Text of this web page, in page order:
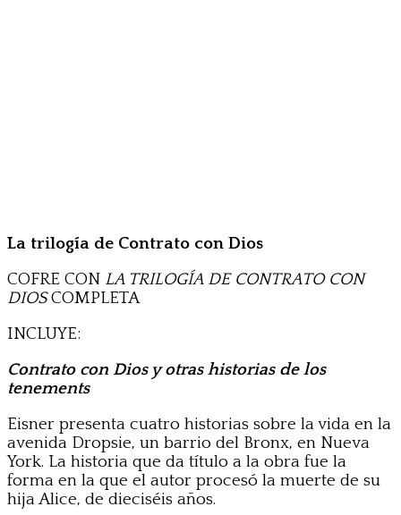
La trilogía de Contrato con Dios
COFRE CON LA TRILOGÍA DE CONTRATO CON
DIOSCOMPLETA
INCLUYE:
Contrato con Dios y otras historias de los
tenements
Eisner presenta cuatro historias sobre la vida en la
avenida Dropsie, un barrio del Bronx, en Nueva
York. La historia que da título a la obra fue la
forma en la que el autor procesó la muerte de su
hija Alice, de dieciséis años.